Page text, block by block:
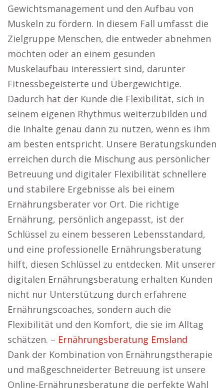
Gewichtsmanagement und den Aufbau von
Muskeln zu fördern. In diesem Fall umfasst die
Zielgruppe Menschen, die entweder abnehmen
möchten oder an einem gesunden
Muskelaufbau interessiert sind, darunter
Fitnessbegeisterte und Übergewichtige.
Dadurch hat der Kunde die Flexibilität, sich in
seinem eigenen Rhythmus weiterzubilden und
die Inhalte genau dann zu nutzen, wenn es ihm
am besten entspricht. Unsere Beratungskunden
erreichen durch die Mischung aus persönlicher
Betreuung und digitaler Flexibilität schnellere
und stabilere Ergebnisse als bei einem
Ernährungsberater vor Ort. Die richtige
Ernährung, persönlich angepasst, ist der
Schlüssel zu einem besseren Lebensstandard,
und eine professionelle Ernährungsberatung
hilft, diesen Schlüssel zu entdecken. Mit unserer
digitalen Ernährungsberatung erhalten Kunden
nicht nur Unterstützung durch erfahrene
Ernährungscoaches, sondern auch die
Flexibilität und den Komfort, die sie im Alltag
schätzen. – Ernährungsberatung Emsland
Dank der Kombination von Ernährungstherapie
und maßgeschneiderter Betreuung ist unsere
Online-Ernährungsberatung die perfekte Wahl